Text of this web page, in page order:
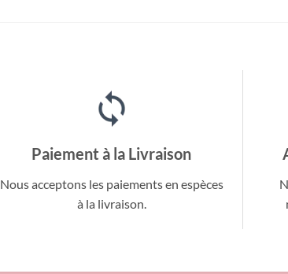
Paiement à la Livraison
Nous acceptons les paiements en espèces
à la livraison.